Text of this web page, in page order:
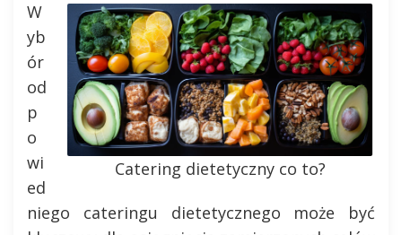
Catering dietetyczny co to?
W
yb
ór
od
p
o
wi
ed
niego cateringu dietetycznego może być